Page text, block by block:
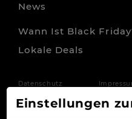
News
Wann Ist Black
Lokale Deals
Datenschutz
Einstellungen